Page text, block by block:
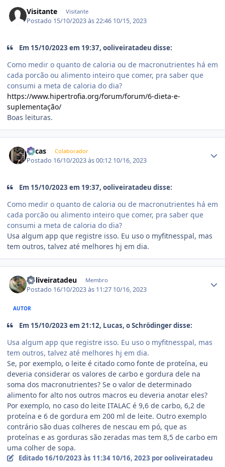
Visitante Visitante
Postado 15/10/2023 às 22:46 10/15, 2023
Em 15/10/2023 em 19:37, ooliveiratadeu disse:
Como medir o quanto de caloria ou de macronutrientes há em
cada porcão ou alimento inteiro que comer, pra saber que
consumi a meta de caloria do dia?
https://www.hipertrofia.org/forum/forum/6-dieta-e-
suplementação/
Boas leituras.
Lucas Colaborador
Postado 16/10/2023 às 00:12 10/16, 2023
Em 15/10/2023 em 19:37, ooliveiratadeu disse:
Como medir o quanto de caloria ou de macronutrientes há em
cada porcão ou alimento inteiro que comer, pra saber que
consumi a meta de caloria do dia?
Usa algum app que registre isso. Eu uso o myfitnesspal, mas
tem outros, talvez até melhores hj em dia.
ooliveiratadeu Membro
Postado 16/10/2023 às 11:27 10/16, 2023
AUTOR
Em 15/10/2023 em 21:12, Lucas, o Schrödinger disse:
Usa algum app que registre isso. Eu uso o myfitnesspal, mas
tem outros, talvez até melhores hj em dia.
Se, por exemplo, o leite é citado como fonte de proteína, eu
deveria considerar os valores de carbo e gordura dele na
soma dos macronutrientes? Se o valor de determinado
alimento for alto nos outros macros eu deveria anotar eles?
Por exemplo, no caso do leite ITALAC é 9,6 de carbo, 6,2 de
proteína e 6 de gordura em 200 ml de leite. Outro exemplo
contrário são duas colheres de nescau em pó, que as
proteínas e as gorduras são zeradas mas tem 8,5 de carbo em
uma colher de sopa.
Editado 16/10/2023 às 11:34 10/16, 2023 por ooliveiratadeu